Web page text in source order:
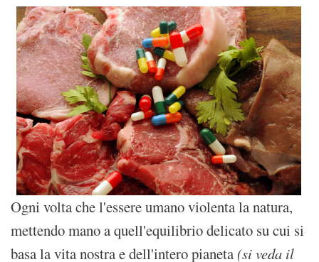
Ogni volta che l'essere umano violenta la natura,
mettendo mano a quell'equilibrio delicato su cui si
basa la vita nostra e dell'intero pianeta (si veda il